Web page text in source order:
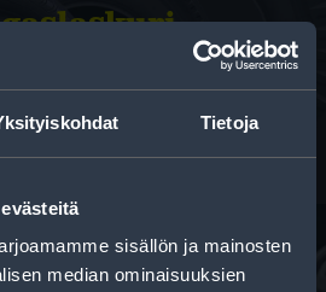
Tietoja
sisällön ja mainosten
median ominaisuuksien
oikean kokoisen renkaan,
rengaskokoa.